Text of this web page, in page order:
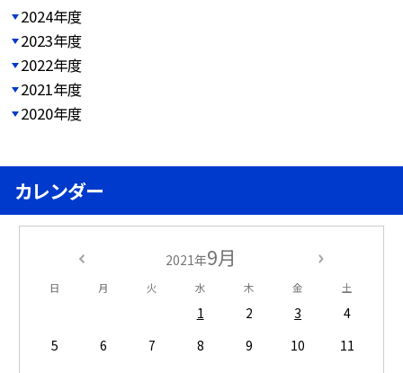
2024年度
2023年度
2022年度
2021年度
2020年度
カレンダー
2021年9月
日 月 火 水 木 金 土
1 2 3
4
5
6 7 8 9 10
11